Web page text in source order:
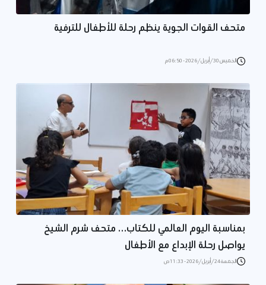
متحف القوات الجوية ينظم رحلة للأطفال للترفية
الخميس 30/أبريل/2026 - 06:50 م
بمناسبة اليوم العالمي للكتاب… متحف شرم الشيخ
يواصل رحلة الإبداع مع الأطفال
الجمعة 24/أبريل/2026 - 11:33 ص